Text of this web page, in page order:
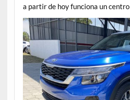
a partir de hoy funciona un